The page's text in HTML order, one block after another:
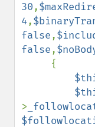
30,
4,
false,
false,
>